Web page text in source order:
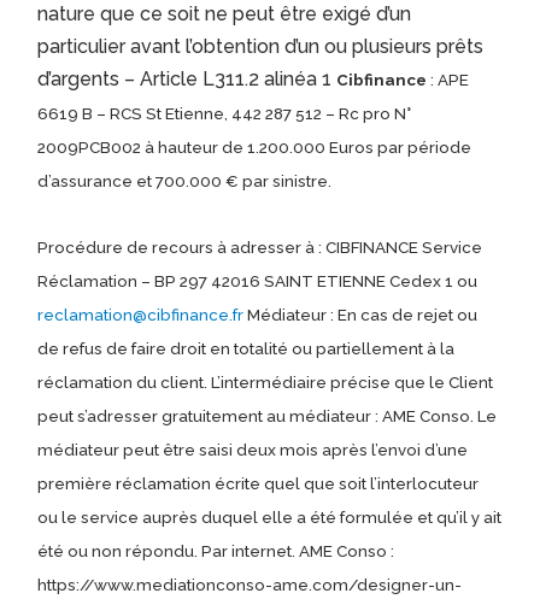
nature que ce soit ne peut être exigé d’un
particulier avant l’obtention d’un ou plusieurs prêts
d’argents – Article L311.2 alinéa 1 Cibfinance: APE
6619 B – RCS St Etienne, 442 287 512 – Rc pro N°
2009PCB002 à hauteur de 1.200.000 Euros par période
d’assurance et 700.000 € par sinistre.
Procédure de recours à adresser à : CIBFINANCE Service
Réclamation – BP 297 42016 SAINT ETIENNE Cedex 1 ou
reclamation@cibfinance.frMédiateur : En cas de rejet ou
de refus de faire droit en totalité ou partiellement à la
réclamation du client. L’intermédiaire précise que le Client
peut s’adresser gratuitement au médiateur : AME Conso. Le
médiateur peut être saisi deux mois après l’envoi d’une
première réclamation écrite quel que soit l’interlocuteur
ou le service auprès duquel elle a été formulée et qu’il y ait
été ou non répondu. Par internet. AME Conso :
https://www.mediationconso-ame.com/designer-un-